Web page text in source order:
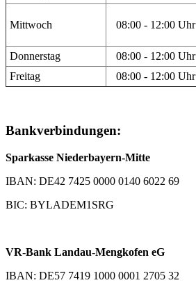
Mittwoch 08:00 - 12:00 Uhr
Donnerstag 08:00 - 12:00 Uhr
Freitag
08:00 - 12:00 Uhr
Bankverbindungen:
Sparkasse Niederbayern-Mitte
IBAN: DE42 7425 0000 0140 6022 69
BIC: BYLADEM1SRG
VR-Bank Landau-Mengkofen eG
IBAN: DE57 7419 1000 0001 2705 32